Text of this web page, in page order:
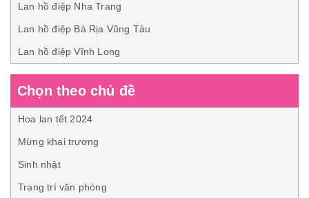
Lan hồ điệp Nha Trang
Lan hồ điệp Bà Rịa Vũng Tàu
Lan hồ điệp Vĩnh Long
Chọn theo chủ đề
Hoa lan tết 2024
Mừng khai trương
Sinh nhật
Trang trí văn phòng